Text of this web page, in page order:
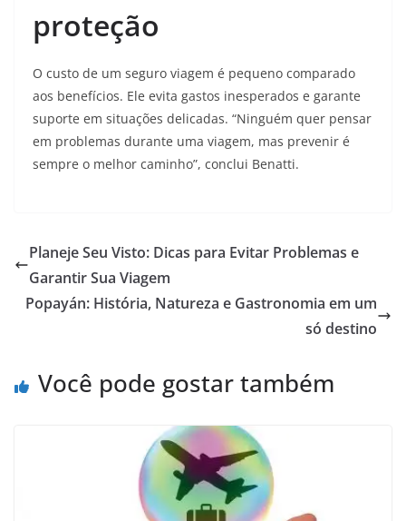
proteção
O custo de um seguro viagem é pequeno comparado
aos benefícios. Ele evita gastos inesperados e garante
suporte em situações delicadas. “Ninguém quer pensar
em problemas durante uma viagem, mas prevenir é
sempre o melhor caminho”, conclui Benatti.
Planeje Seu Visto: Dicas para Evitar Problemas e
Garantir Sua Viagem
Popayán: História, Natureza e Gastronomia em um
só destino
Você pode gostar também